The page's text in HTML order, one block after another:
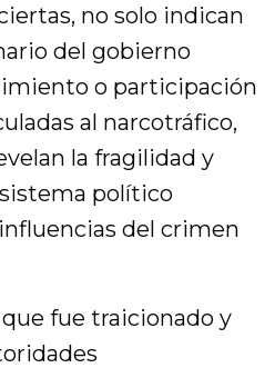
no solo indican
del gobierno
o participación
al narcotráfico,
la fragilidad y
político
del crimen
fue traicionado y